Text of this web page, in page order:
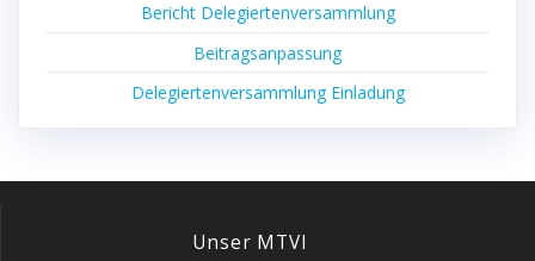
Bericht Dele­gier­ten­ver­samm­lung
Bei­trags­an­pas­sung
Dele­gier­ten­ver­samm­lung Einladung
Unser MTVI